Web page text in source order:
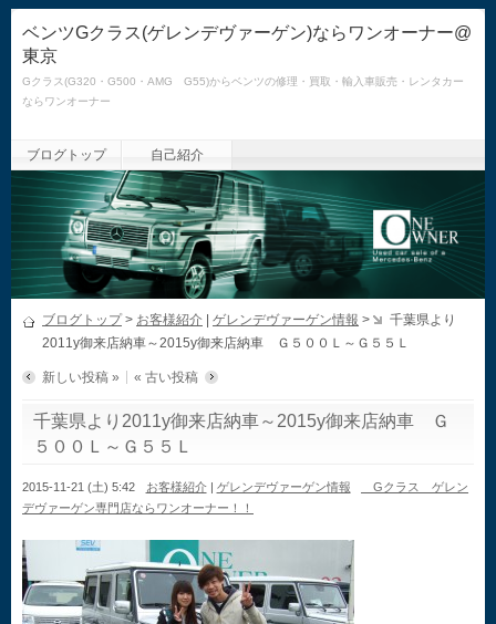
ベンツGクラス(ゲレンデヴァーゲン)ならワンオーナー@
東京
Gクラス(G320・G500・AMG G55)からベンツの修理・買取・輸入車販売・レンタカー
ならワンオーナー
ブログトップ 自己紹介
ブログトップ> お客様紹介 ゲレンデヴァーゲン情報 >
千葉県より
2011y御来店納車～2015y御来店納車 Ｇ５００Ｌ～Ｇ５５Ｌ
新しい投稿 » « 古い投稿
千葉県より2011y御来店納車～2015y御来店納車 Ｇ
５００Ｌ～Ｇ５５Ｌ
2015-11-21 (土) 5:42 お客様紹介| ゲレンデヴァーゲン情報
Gクラス ゲレン
デヴァーゲン専門店ならワンオーナー！！